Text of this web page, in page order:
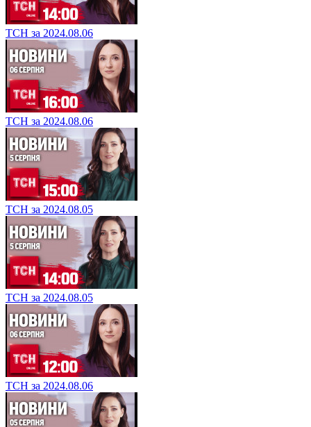
ТСН за 2024.08.06
ТСН за 2024.08.06
ТСН за 2024.08.05
ТСН за 2024.08.05
ТСН за 2024.08.06